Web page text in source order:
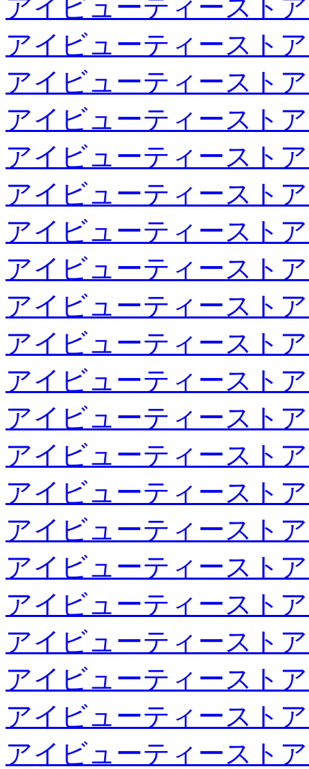
アイビューティースト
アイビューティースト
アイビューティースト
アイビューティースト
アイビューティースト
アイビューティースト
アイビューティースト
アイビューティースト
アイビューティースト
アイビューティースト
アイビューティースト
アイビューティースト
アイビューティースト
アイビューティースト
アイビューティースト
アイビューティースト
アイビューティースト
アイビューティースト
アイビューティースト
アイビューティースト
アイビューティースト